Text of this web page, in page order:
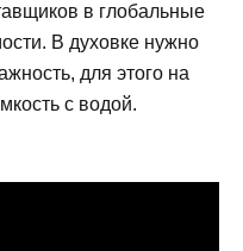
в глобальные
В духовке нужно
для этого на
с водой.